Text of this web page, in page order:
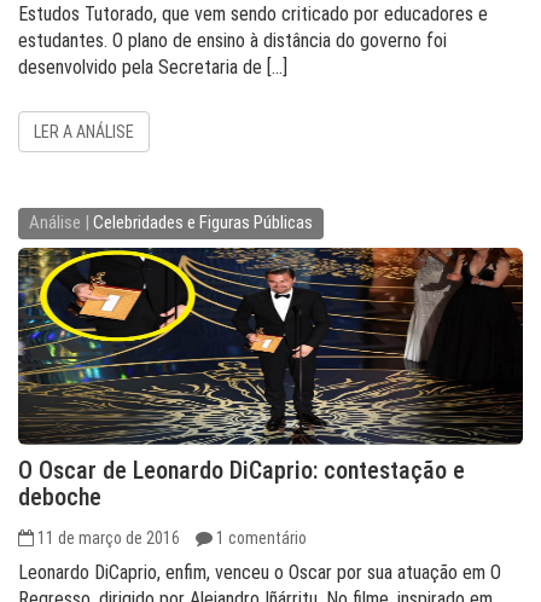
Estudos Tutorado, que vem sendo criticado por educadores e
estudantes. O plano de ensino à distância do governo foi
desenvolvido pela Secretaria de […]
LER A ANÁLISE
Análise | Celebridades e Figuras Públicas
O Oscar de Leonardo DiCaprio: contestação e
deboche
11 de março de 2016 1 comentário
Leonardo DiCaprio, enfim, venceu o Oscar por sua atuação em O